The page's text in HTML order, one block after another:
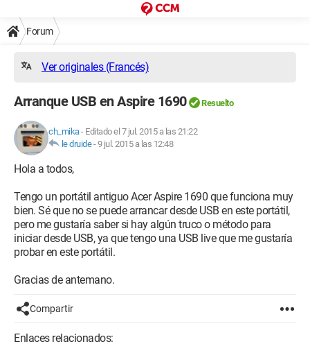
Forum
Ver originales (Francés)
Arranque USB en Aspire 1690 Resuelto
ch_mika- Editado el 7 jul. 2015 a las 21:22
le druide-9 jul. 2015 a las 12:48
Hola a todos,
Tengo un portátil antiguo Acer Aspire 1690 que funciona muy
bien. Sé que no se puede arrancar desde USB en este portátil,
pero me gustaría saber si hay algún truco o método para
iniciar desde USB, ya que tengo una USB live que me gustaría
probar en este portátil.
Gracias de antemano.
Compartir
Enlaces relacionados: